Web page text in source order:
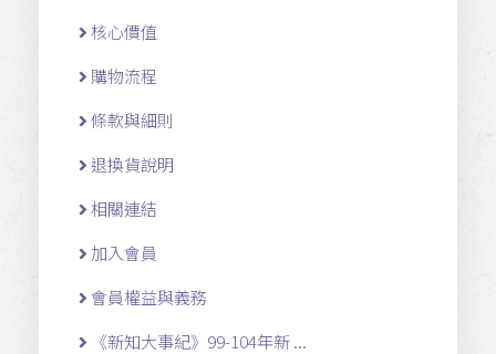
核心價值
購物流程
條款與細則
退換貨說明
相關連結
加入會員
會員權益與義務
《新知大事紀》99-104年新 ...